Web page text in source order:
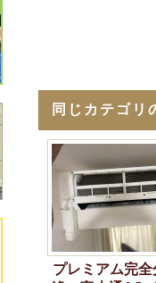
同じカテゴリ
プレミアム完全